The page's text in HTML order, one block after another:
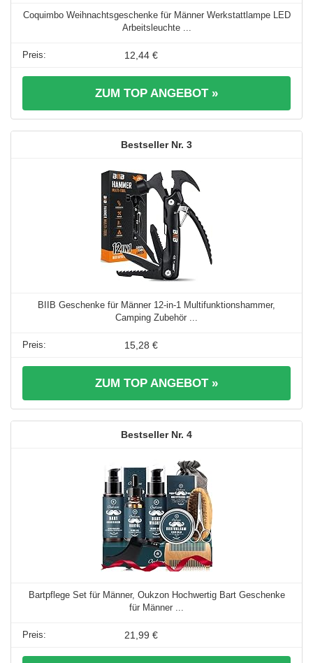
Coquimbo Weihnachtsgeschenke für Männer Werkstattlampe LED
Arbeitsleuchte ...
12,44 €
ZUM TOP ANGEBOT »
3
BIIB Geschenke für Männer 12-in-1 Multifunktionshammer,
Camping Zubehör ...
15,28 €
ZUM TOP ANGEBOT »
4
Bartpflege Set für Männer, Oukzon Hochwertig Bart Geschenke
für Männer ...
21,99 €